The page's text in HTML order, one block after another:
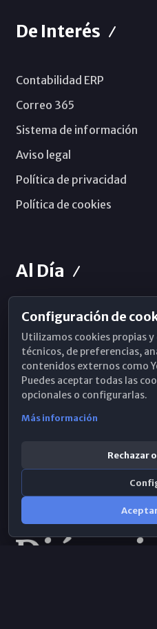
De Interés
Contabilidad ERP
Correo 365
Sistema de información
Aviso legal
Política de privacidad
Política de cookies
Al Día
Horarios de Misa
Hemeroteca
WhatsApp
Configuración de
Utilizamos cookies propias
técnicos, de preferencias,
contenidos externos como
Puedes aceptar todas las
opcionales o configurarlas.
Más información
Rechazar